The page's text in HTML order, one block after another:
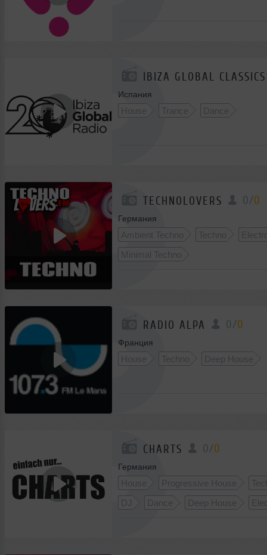
IBIZA GLOBAL CLASSICS
Испания
House Trance Dance
TECHNOLOVERS 0/0
Германия
Ambient Techno Techno
Minimal Techno
RADIO ALPA 0/0
Франция
House Techno Deep House
CHARTS 0/0
Германия
House Progressive House
DJ
Dance Deep House